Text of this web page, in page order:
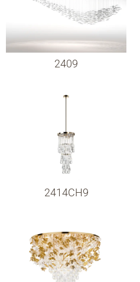
2409
2414CH9